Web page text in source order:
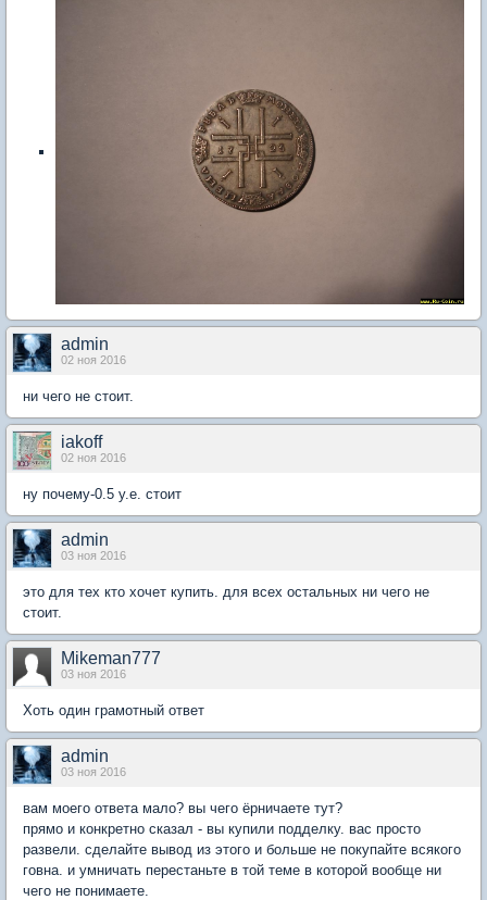
admin
02 ноя 2016
ни чего не стоит.
iakoff
02 ноя 2016
ну почему-0.5 у.е. стоит
admin
03 ноя 2016
это для тех кто хочет купить. для всех остальных ни чего не
стоит.
Mikeman777
03 ноя 2016
Хоть один грамотный ответ
admin
03 ноя 2016
вам моего ответа мало? вы чего ёрничаете тут?
прямо и конкретно сказал - вы купили подделку. вас просто
развели. сделайте вывод из этого и больше не покупайте всякого
говна. и умничать перестаньте в той теме в которой вообще ни
чего не понимаете.